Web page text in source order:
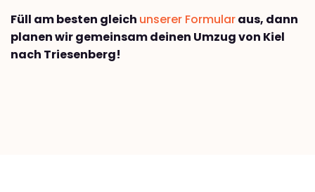
Füll am besten gleich unserer Formularaus, dann
planen wir gemeinsam deinen Umzug von Kiel
nach Triesenberg!